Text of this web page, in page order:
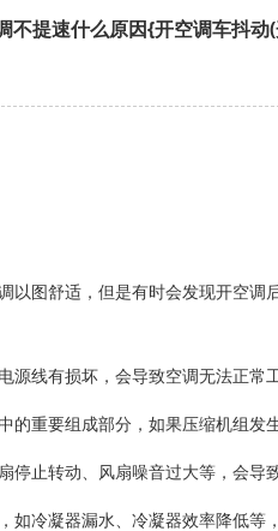
不提速什么原因{开空调车抖
图舒适，但是有时会发现开空调
线有损坏，会导致空调无法正常
重要组成部分，如果压缩机组发
止转动、风扇噪音过大等，会导
冷凝器漏水、冷凝器效率降低等